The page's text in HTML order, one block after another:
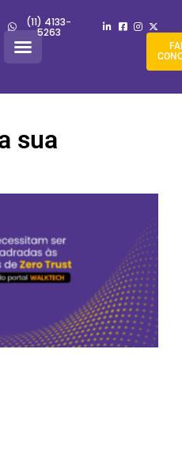
(11) 4133-
5263
sua